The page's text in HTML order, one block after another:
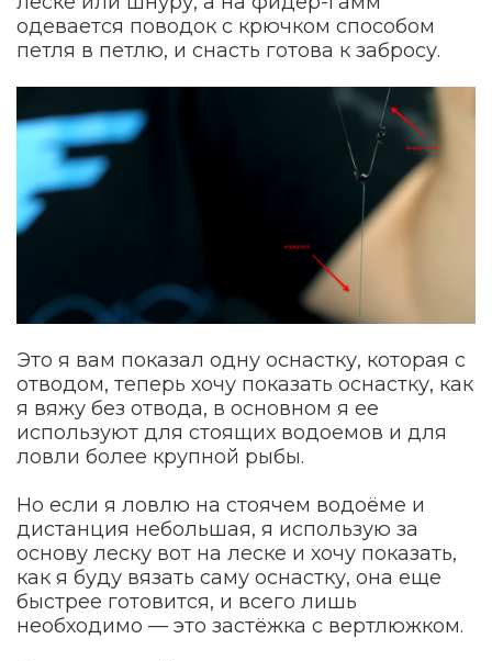
одевается поводок с крючком способом
петля в петлю, и снасть готова к забросу.
Это я вам показал одну оснастку, которая с
отводом, теперь хочу показать оснастку, как
я вяжу без отвода, в основном я ее
используют для стоящих водоемов и для
ловли более крупной рыбы.
Но если я ловлю на стоячем водоёме и
дистанция небольшая, я использую за
основу леску вот на леске и хочу показать,
как я буду вязать саму оснастку, она еще
быстрее готовится, и всего лишь
необходимо — это застёжка с вертлюжком.